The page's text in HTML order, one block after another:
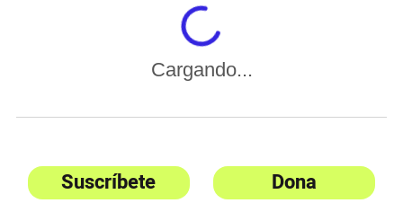
Cargando...
Suscríbete Dona